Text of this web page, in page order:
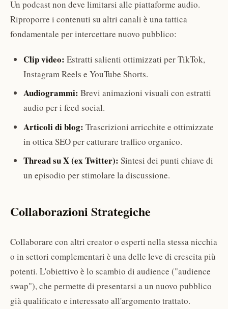
Un podcast non deve limitarsi alle piattaforme audio.
Riproporre i contenuti su altri canali è una tattica
fondamentale per intercettare nuovo pubblico:
Clip video: Estratti salienti ottimizzati per TikTok,
Instagram Reels e YouTube Shorts.
Audiogrammi: Brevi animazioni visuali con estratti
audio per i feed social.
Articoli di blog: Trascrizioni arricchite e ottimizzate
in ottica SEO per catturare traffico organico.
Thread su X (ex Twitter): Sintesi dei punti chiave di
un episodio per stimolare la discussione.
Collaborazioni Strategiche
Collaborare con altri creator o esperti nella stessa nicchia
o in settori complementari è una delle leve di crescita più
potenti. L'obiettivo è lo scambio di audience ("audience
swap"), che permette di presentarsi a un nuovo pubblico
già qualificato e interessato all'argomento trattato.